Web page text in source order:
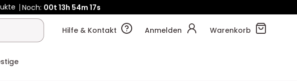
Shop, neuer Name!
Noch:00t
Hilfe & Kontakt
Anmelden Warenkorb